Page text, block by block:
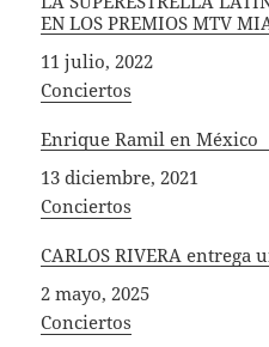
EN LOS PREMIOS MTV
Fecha
11 julio, 2022
In relation to
Conciertos
Enrique Ramil en México
Fecha
13 diciembre, 2021
In relation to
Conciertos
CARLOS RIVERA entrega
Fecha
2 mayo, 2025
In relation to
Conciertos